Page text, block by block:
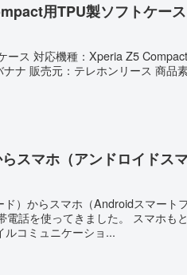
用TPU製ソフトケー
ース 対応機種：Xperia Z5
ナ 販売元：テレホンリース 商品
スマホ（アンドロイドス
）からスマホ（Androidスマート
話を使ってきました。 スマホも
ルコミュニケーショ...